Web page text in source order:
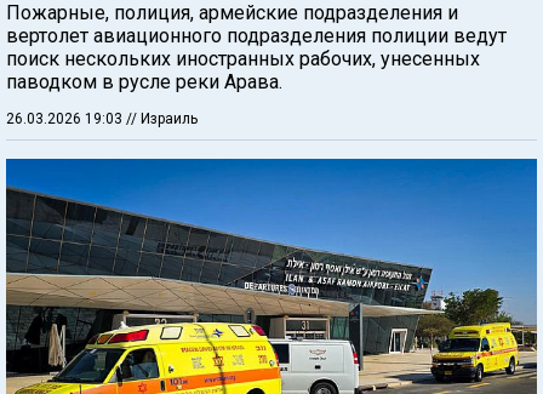
Пожарные, полиция, армейские подразделения и
вертолет авиационного подразделения полиции ведут
поиск нескольких иностранных рабочих, унесенных
паводком в русле реки Арава.
26.03.2026 19:03 // Израиль